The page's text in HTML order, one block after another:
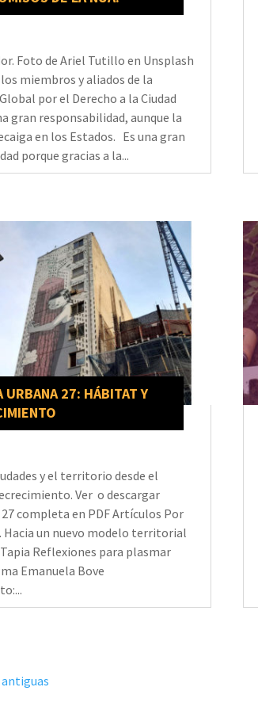
Foto de Ariel Tutillo en Unsplash
miembros y aliados de la
por el Derecho a la Ciudad
gran responsabilidad, aunque la
en los Estados. Es una gran
porque gracias a la...
URBANA 27: HÁBITAT Y
y el territorio desde el
Ver o descargar
completa en PDF Artículos Por
Hacia un nuevo modelo territorial
Reflexiones para plasmar
Emanuela Bove
antiguas